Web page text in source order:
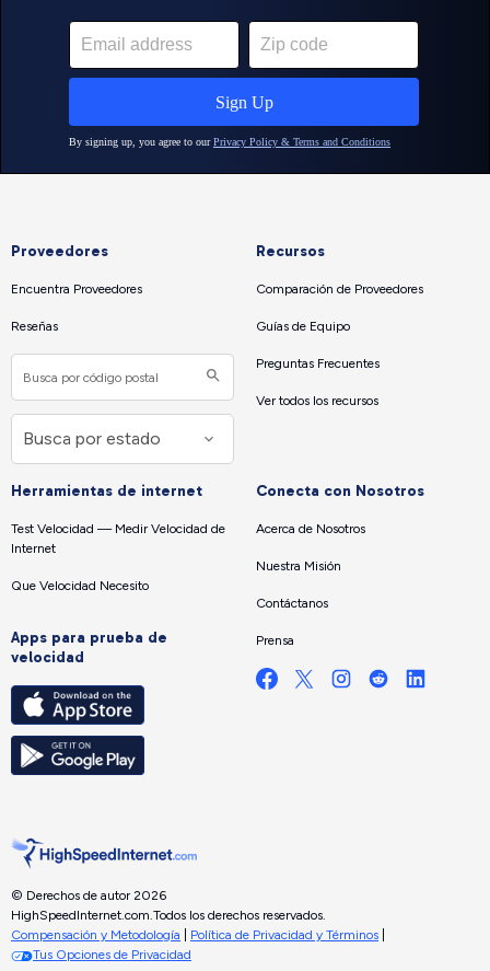
Proveedores
Encuentra Proveedores
Reseñas
Recursos
Comparación de Proveedores
Guías de Equipo
Preguntas Frecuentes
Ver todos los recursos
Herramientas de internet
Test Velocidad — Medir Velocidad de
Internet
Que Velocidad Necesito
Apps para prueba de
velocidad
Conecta con Nosotros
Acerca de Nosotros
Nuestra Misión
Contáctanos
Prensa
© Derechos de autor 2026
HighSpeedInternet.com. Todos los derechos reservados.
Compensación y Metodología
Política de Privacidad y Términos
Tus Opciones de Privacidad